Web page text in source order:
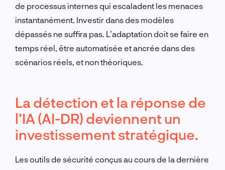
de processus internes qui escaladent les menaces
instantanément. Investir dans des modèles
dépassés ne suffira pas. L’adaptation doit se faire en
temps réel, être automatisée et ancrée dans des
scénarios réels, et non théoriques.
La détection et la réponse de
l’IA (AI-DR) deviennent un
investissement stratégique.
Les outils de sécurité conçus au cours de la dernière